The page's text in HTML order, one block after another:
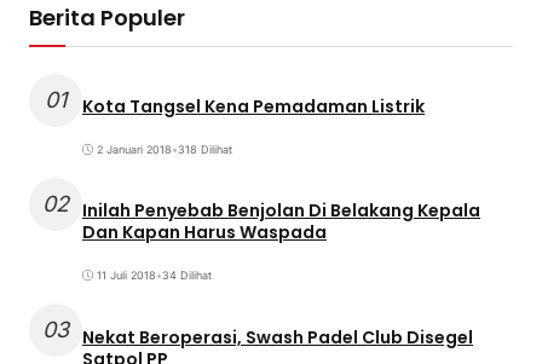
Berita Populer
01 Kota Tangsel Kena Pemadaman Listrik
2 Januari 2018•318 Dilihat
02 Inilah Penyebab Benjolan Di Belakang Kepala
Dan Kapan Harus Waspada
11 Juli 2018•34 Dilihat
03 Nekat Beroperasi, Swash Padel Club Disegel
Satpol PP